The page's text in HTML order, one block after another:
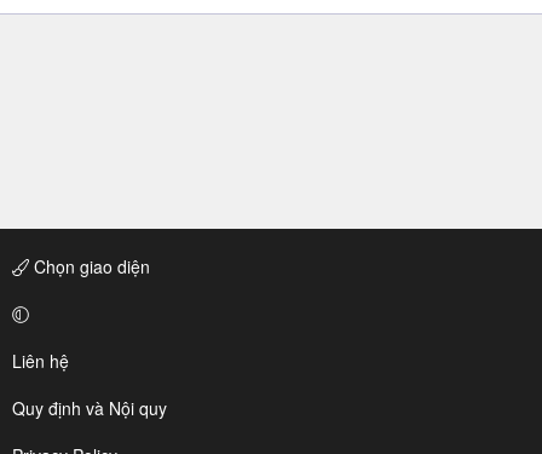
Chọn giao diện
Liên hệ
Quy định và Nội quy